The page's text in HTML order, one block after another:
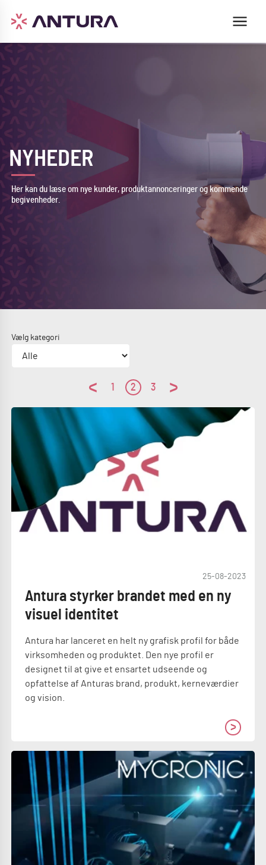
NYHEDER
Her kan du læse om nye kunder, produktannonceringer og kommende
begivenheder.
Vælg kategori
1 2 3
25-08-2023
Antura styrker brandet med en ny
visuel identitet
Antura har lanceret en helt ny grafisk profil for både
virksomheden og produktet. Den nye profil er
designet til at give et ensartet udseende og
opfattelse af Anturas brand, produkt, kerneværdier
og vision.